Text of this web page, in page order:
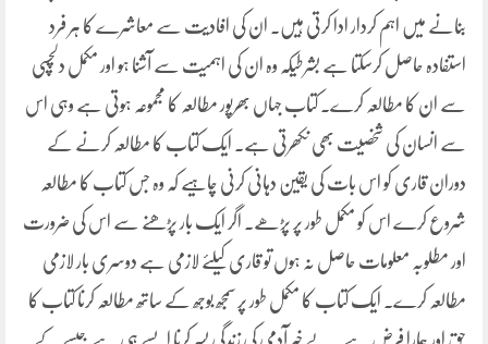
بنانے میں اہم کردار ادا کرتی ہیں۔ ان کی افادیت سے معاشرے کا ہر فرد
استفادہ حاصل کرسکتا ہے بشرطیکہ وہ ان کی اہمیت سے آشنا ہو اور مکمل دلچسپی
سے ان کا مطالعہ کرے۔ کتاب جہاں بھرپور مطالعہ کا مجموعہ ہوتی ہے وہی اس
سے انسان کی شخصیت بھی نکھرتی ہے۔ ایک کتاب کا مطالعہ کرنے کے
دوران قاری کو اس بات کی یقین دہانی کرنی چاہیے کہ وہ جس کتاب کا مطالعہ
شروع کرے اس کو مکمل طور پر پڑھے۔ اگر ایک بار پڑھنے سے اس کی ضرورت
اور مطلوبہ معلومات حاصل نہ ہوں تو قاری کیلئے لازمی ہے دوسری بار لازمی
مطالعہ کرے۔ ایک کتاب کا مکمل طور پر سمجھ بوجھ کے ساتھ مطالعہ کرنا کتاب کا
حق اور ہمارا فرض ہے۔ بے خبر آدمی کی زندگی بسر کرنا ایسے ہی ہے جیسے کے